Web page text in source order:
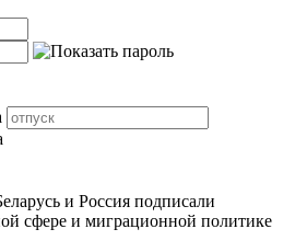
и Россия подписали
сфере и миграционной политике